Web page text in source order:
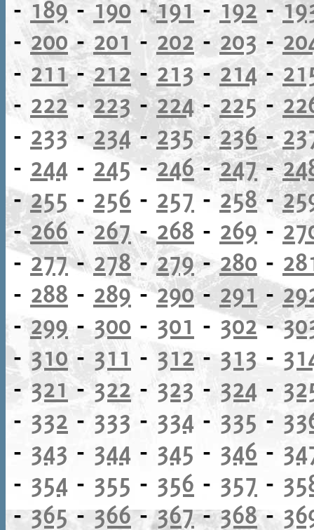
- 189- 190 -191- 192 -
-200-201 - 202 - 203 -
- 211-212-213- 214-
- 222-223-224- 225-
- 233 -234- 235-236-
- 244 - 245-246-247-
-255 - 256 - 257 - 258-
-266 - 267- 268 - 269 -
-277-278-279-280 -
- 288 - 289-290-291 -
-299 - 300 - 301 - 302-
-310-311 - 312- 313 -
-321 -322 - 323 - 324 -
- 332 - 333 - 334 - 335 -
- 343 - 344 - 345 - 346 -
- 354 - 355 - 356 - 357 -
-365-366-367-368-